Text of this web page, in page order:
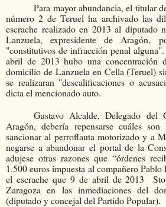
Para mayor abundancia, el titular
número 2 de Teruel ha archivado las
escrache realizado en 2013 al diputado
Lanzuela, expresidente de Aragón,
"constitutivos de infracción penal
abril de 2013 hubo una concentración
domicilio de Lanzuela en Cella (Teruel)
se realizaran "descalificaciones o
dicta el mencionado auto.
Gustavo Alcalde, Delegado del
Aragón, debería repensarse cuáles
sancionar al perroflauta motorizado y a
negarse a abandonar el portal de la
adujese otras razones que “órdenes
1.500 euros impuesta al compañero
el escrache que 9 de abril de 2013
Zaragoza en las inmediaciones del
(diputado y concejal del Partido Popular).